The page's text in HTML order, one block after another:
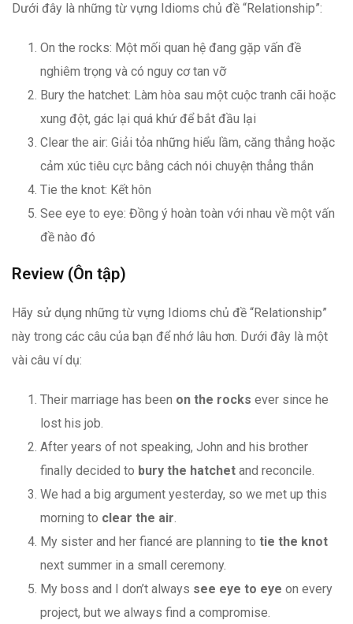
Dưới đây là những từ vựng Idioms chủ đề “Relationship”:
On the rocks: Một mối quan hệ đang gặp vấn đề
nghiêm trọng và có nguy cơ tan vỡ
Bury the hatchet: Làm hòa sau một cuộc tranh cãi hoặc
xung đột, gác lại quá khứ để bắt đầu lại
Clear the air: Giải tỏa những hiểu lầm, căng thẳng hoặc
cảm xúc tiêu cực bằng cách nói chuyện thẳng thắn
Tie the knot: Kết hôn
See eye to eye: Đồng ý hoàn toàn với nhau về một vấn
đề nào đó
Review (Ôn tập)
Hãy sử dụng những từ vựng Idioms chủ đề “Relationship”
này trong các câu của bạn để nhớ lâu hơn. Dưới đây là một
vài câu ví dụ:
Their marriage has been on the rocks ever since he
lost his job.
After years of not speaking, John and his brother
finally decided to bury the hatchet and reconcile.
We had a big argument yesterday, so we met up this
morning to clear the air.
My sister and her fiancé are planning to tie the knot
next summer in a small ceremony.
My boss and I don’t always see eye to eye on every
project, but we always find a compromise.